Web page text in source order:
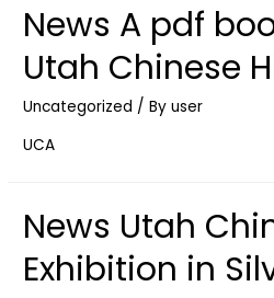
路
华
工
后
裔
的
回
复】
News A pdf
Utah Chinese
Uncategorized / Byuser
UCA
News Utah
Exhibition in